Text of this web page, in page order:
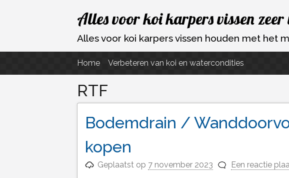
Ga
naar
de
Alles voor koi karpers vissen
Alles voor koi karpers vissen houden met het
Home Verbeteren van koi en watercondities
RTF
Bodemdrain /
kopen
Geplaatst op 7 november 2023 Een reactie